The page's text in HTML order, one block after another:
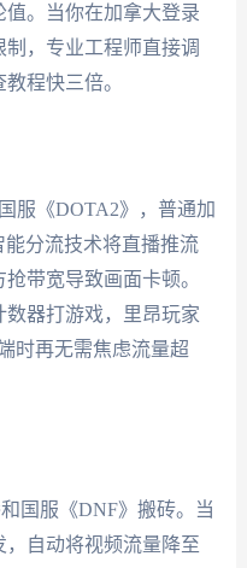
。当你在加拿大登录
，专业工程师直接调
程快三倍。
服《DOTA2》，普通加
分流技术将直播推流
带宽导致画面卡顿。
器打游戏，里昂玩家
时再无需焦虑流量超
国服《DNF》搬砖。当
自动将视频流量降至